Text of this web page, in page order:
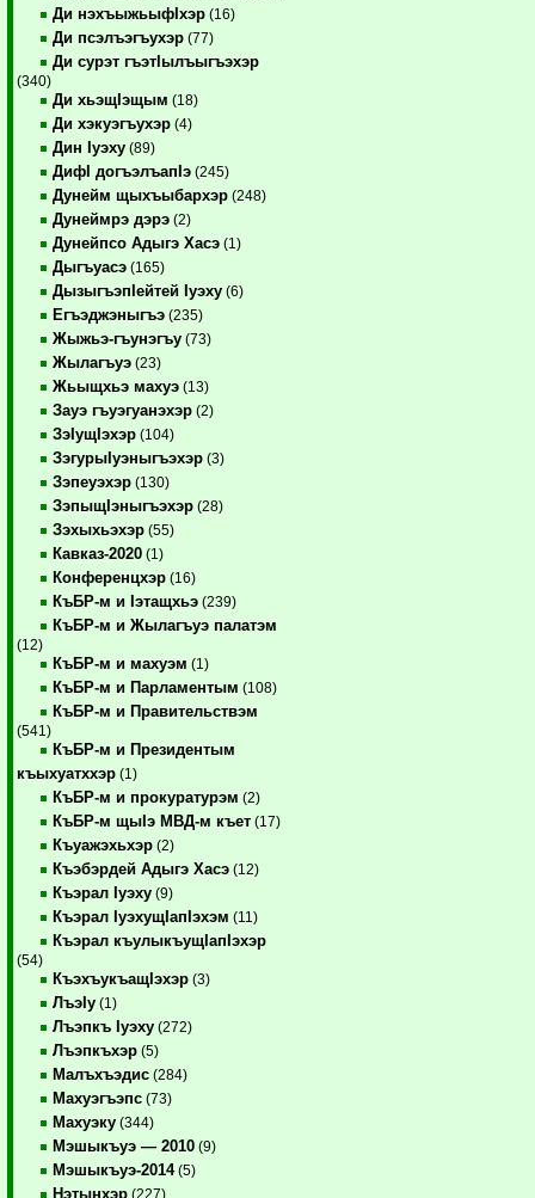
Ди нэхъыжьыфIхэр (16)
Ди псэлъэгъухэр (77)
Ди сурэт гъэтIылъыгъэхэр
(340)
Ди хьэщIэщым (18)
Ди хэкуэгъухэр (4)
Дин Iуэху (89)
ДифI догъэлъапIэ (245)
Дунейм щыхъыбархэр (248)
Дунеймрэ дэрэ (2)
Дунейпсо Адыгэ Хасэ (1)
Дыгъуасэ (165)
ДызыгъэпIейтей Iуэху (6)
Егъэджэныгъэ (235)
Жыжьэ-гъунэгъу (73)
Жылагъуэ (23)
Жьыщхьэ махуэ (13)
Зауэ гъуэгуанэхэр (2)
ЗэIущIэхэр (104)
ЗэгурыIуэныгъэхэр (3)
Зэпеуэхэр (130)
ЗэпыщIэныгъэхэр (28)
Зэхыхьэхэр (55)
Кавказ-2020 (1)
Конференцхэр (16)
КъБР-м и Iэтащхьэ (239)
КъБР-м и Жылагъуэ палатэм
(12)
КъБР-м и махуэм (1)
КъБР-м и Парламентым (108)
КъБР-м и Правительствэм
(541)
КъБР-м и Президентым
къыхуатххэр (1)
КъБР-м и прокуратурэм (2)
КъБР-м щыIэ МВД-м къет (17)
Къуажэхьхэр (2)
Къэбэрдей Адыгэ Хасэ (12)
Къэрал Iуэху (9)
Къэрал IуэхущIапIэхэм (11)
Къэрал къулыкъущIапIэхэр
(54)
КъэхъукъащIэхэр (3)
ЛъэIу (1)
Лъэпкъ Iуэху (272)
Лъэпкъхэр (5)
Малъхъэдис (284)
Махуэгъэпс (73)
Махуэку (344)
Мэшыкъуэ — 2010 (9)
Мэшыкъуэ-2014(5)
Нэтынхэр (227)